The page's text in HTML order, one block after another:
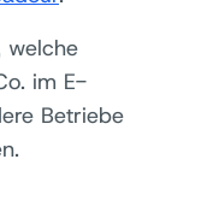
welche
im E-
Betriebe